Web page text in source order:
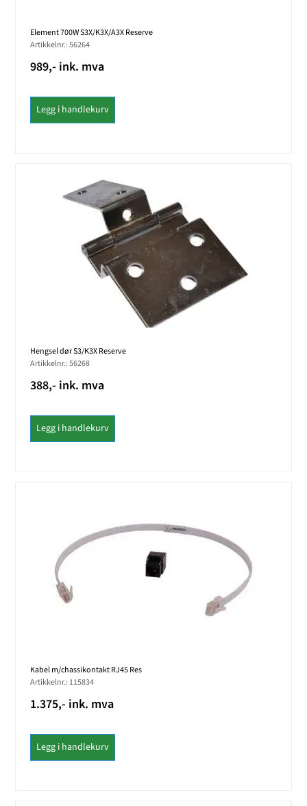
Element 700W S3X/K3X/A3X Reserve
Artikkelnr.: 56264
989,- ink. mva
Legg i handlekurv
Hengsel dør S3/K3X Reserve
Artikkelnr.: 56268
388,- ink. mva
Legg i handlekurv
Kabel m/chassikontakt RJ45 Res
Artikkelnr.: 115834
1.375,- ink. mva
Legg i handlekurv